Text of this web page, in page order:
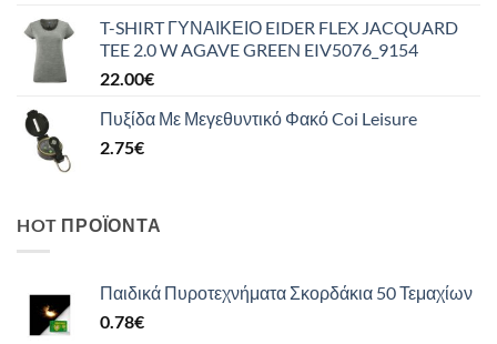
T-SHIRT ΓΥΝΑΙΚΕΙΟ EIDER FLEX JACQUARD
TEE 2.0 W AGAVE GREEN EIV5076_9154
22.00€
Πυξίδα Με Μεγεθυντικό Φακό Coi Leisure
2.75€
HOT ΠΡΟΪΌΝΤΑ
Παιδικά Πυροτεχνήματα Σκορδάκια 50 Τεμαχίων
0.78€